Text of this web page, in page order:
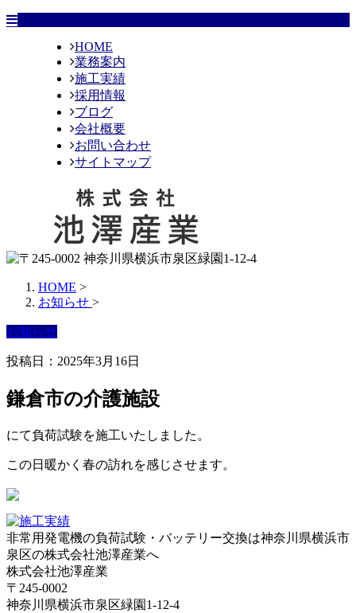
HOME
業務案内
施工実績
採用情報
ブログ
会社概要
お問い合わせ
サイトマップ
HOME >
お知らせ >
お知らせ
投稿日：2025年3月16日
鎌倉市の介護施設
にて負荷試験を施工いたしました。
この日暖かく春の訪れを感じさせます。
非常用発電機の負荷試験・バッテリー交換は神奈川県横浜市
泉区の株式会社池澤産業へ
株式会社池澤産業
〒245-0002
神奈川県横浜市泉区緑園1-12-4